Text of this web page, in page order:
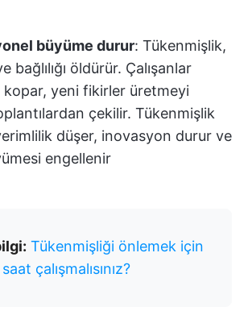
büyüme durur: Tükenmişlik,
bağlılığı öldürür. Çalışanlar
kopar, yeni fikirler üretmeyi
çekilir. Tükenmişlik
düşer, inovasyon durur ve
engellenir
Tükenmişliği önlemek için
çalışmalısınız?